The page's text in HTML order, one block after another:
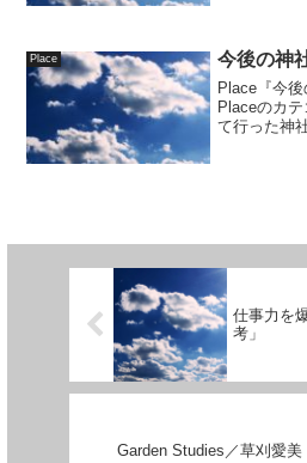
Place 今後の神
Place『今
Placeのカ
て行った神
仕事力を
考」
Garden Studies／草刈愛美